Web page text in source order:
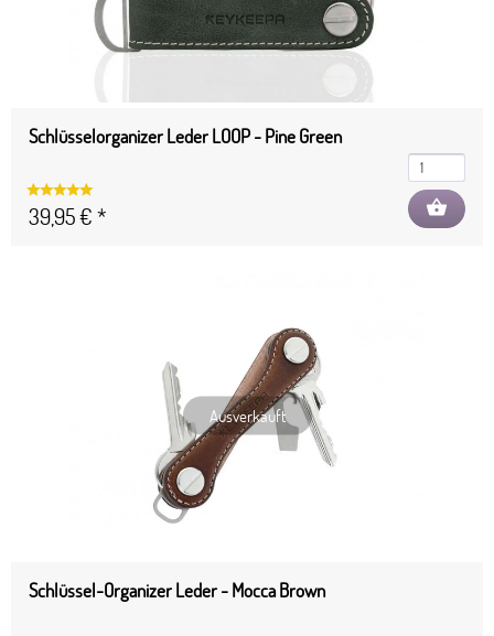
Schlüsselorganizer Leder LOOP - Pine Green
39,95 € * shopping_basket
Ausverkauft
Schlüssel-Organizer Leder - Mocca Brown